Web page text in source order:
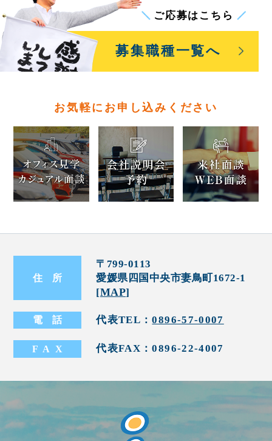
ご応募はこちら
募集職種一覧へ
お気軽にお申し込みください
住 所
〒799-0113
愛媛県四国中央市妻鳥町1672-1
[MAP]
電話 代表TEL：0896-57-0007
FA X 代表FAX：0896-22-4007